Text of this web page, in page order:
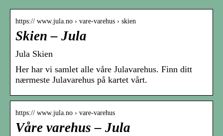
https:// www.jula.no › vare-varehus › skien
Skien – Jula
Jula Skien
Her har vi samlet alle våre Julavarehus. Finn ditt
nærmeste Julavarehus på kartet vårt.
https:// www.jula.no › vare-varehus
Våre varehus – Jula